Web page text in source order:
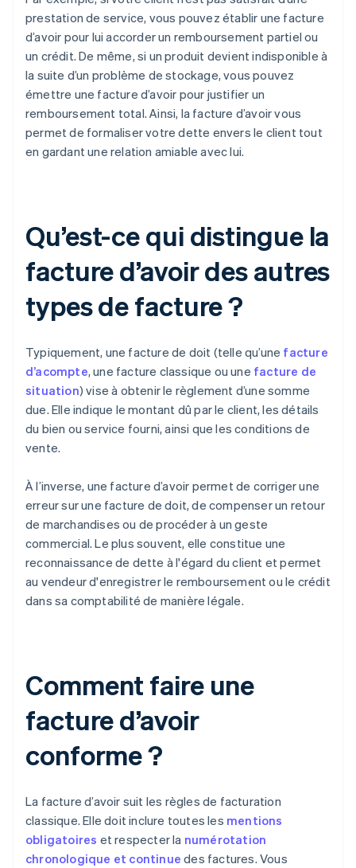
prestation de service, vous pouvez établir une facture
d’avoir pour lui accorder un remboursement partiel ou
un crédit. De même, si un produit devient indisponible à
la suite d’un problème de stockage, vous pouvez
émettre une facture d’avoir pour justifier un
remboursement total. Ainsi, la facture d’avoir vous
permet de formaliser votre dette envers le client tout
en gardant une relation amiable avec lui.
Qu’est-ce qui distingue la
facture d’avoir des autres
types de facture ?
Typiquement, une facture de doit (telle qu’une facture
d’acompte, une facture classique ou une facture de
situation) vise à obtenir le règlement d’une somme
due. Elle indique le montant dû par le client, les détails
du bien ou service fourni, ainsi que les conditions de
vente.
À l’inverse, une facture d’avoir permet de corriger une
erreur sur une facture de doit, de compenser un retour
de marchandises ou de procéder à un geste
commercial. Le plus souvent, elle constitue une
reconnaissance de dette à l'égard du client et permet
au vendeur d'enregistrer le remboursement ou le crédit
dans sa comptabilité de manière légale.
Comment faire une
facture d’avoir
conforme ?
La facture d’avoir suit les règles de facturation
classique. Elle doit inclure toutes les mentions
obligatoires et respecter la numérotation
chronologique et continue des factures. Vous